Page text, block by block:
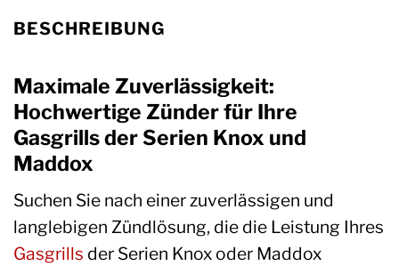
BESCHREIBUNG
Maximale Zuverlässigkeit:
Hochwertige Zünder für Ihre
Gasgrills der Serien Knox und
Maddox
Suchen Sie nach einer zuverlässigen und
langlebigen Zündlösung, die die Leistung Ihres
Gasgrills der Serien Knox oder Maddox